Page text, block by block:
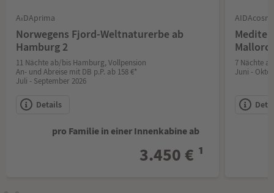
AIDAprima
Norwegens Fjord-Weltnaturerbe ab
Hamburg 2
11 Nächte ab/bis Hamburg, Vollpension
An- und Abreise mit DB p.P. ab 158 €*
Juli - September 2026
Details
pro Familie in einer Innenkabine ab
3.450 € ¹
7 Nächte
Juni -